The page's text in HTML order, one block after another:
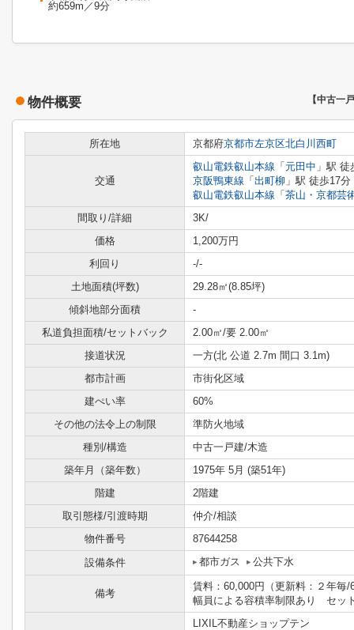
約659m／9分
物件概要 【中古一
所在地 京都府京都市左京区北白川西町
交通
叡山電鉄叡山本線 「 元田中 」駅 徒
京阪鴨東線 「 出町柳 」駅 徒歩17分
叡山電鉄叡山本線 「 茶山・京都芸
間取り/詳細
3K/
価格
1,200万円
利回り
-/-
土地面積(坪数)
29.28㎡(8.85坪)
傾斜地部分面積
-
私道負担面積/セットバック
2.00㎡/要 2.00㎡
接道状況
一方(北 公道 2.7m 間口 3.1m)
都市計画
市街化区域
建ぺい率
60%
その他の法令上の制限
準防火地域
種別/構造
中古一戸建/木造
築年月（築年数）
1975年 5月 (築51年)
階建
2階建
取引態様/引渡時期
仲介/相談
物件番号
87644258
設備条件
都市ガス 公共下水
備考
賃料：60,000円（更新料：２年
幅員による容積率制限あり セッ
LIXIL不動産ショップテン